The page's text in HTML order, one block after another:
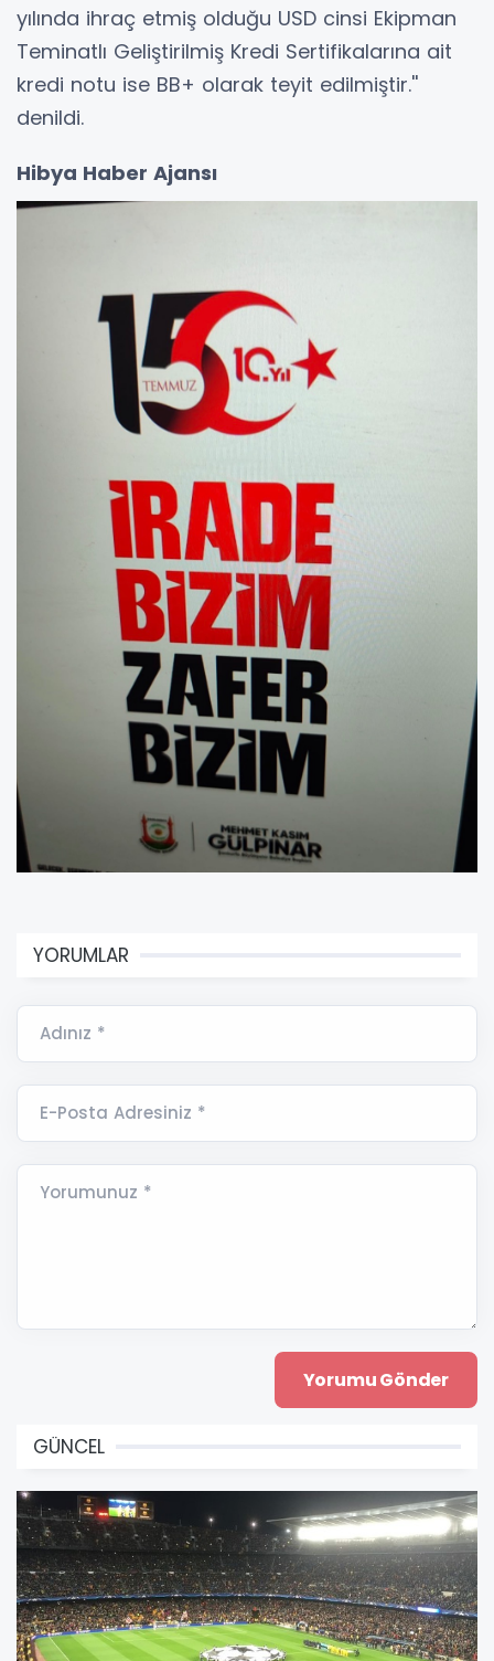
yılında ihraç etmiş olduğu USD cinsi Ekipman
Teminatlı Geliştirilmiş Kredi Sertifikalarına ait
kredi notu ise BB+ olarak teyit edilmiştir.''
denildi.
Hibya Haber Ajansı
YORUMLAR
Adınız *
E-Posta Adresiniz *
Yorumunuz *
GÜNCEL